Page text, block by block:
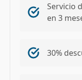
Servicio
en 3
30%